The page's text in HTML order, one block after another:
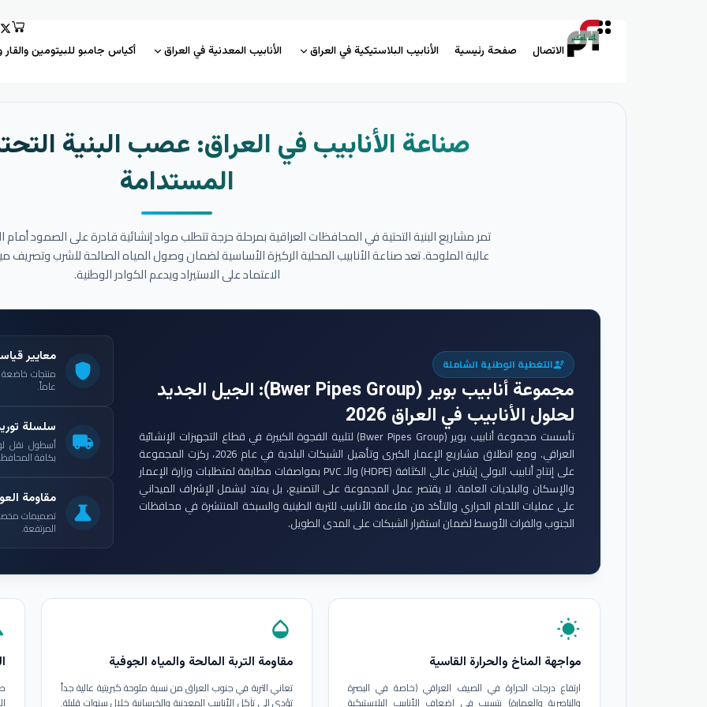
الاتصال صفحة رئيسية الأنابيب البلاستيكية في العراق الأنابيب المعدنية في العراق أكياس جامبو للبيتومين والقار
صناعة الأنابيب في العراق: عصب البنية
المستدامة
تمر مشاريع البنية التحتية في المحافظات العراقية بمرحلة حرجة تتطلب مواد إنشائية قادرة على الصمود أمام
عالية الملوحة. تعد صناعة الأنابيب المحلية الركيزة الأساسية لضمان وصول المياه الصالحة للشرب وتصريف
الاعتماد على الاستيراد ويدعم الكوادر الوطنية.
engineeringالتغطية الوطنية الشاملة
مجموعة أنابيب بوير (Bwer Pipes Group)
: الجيل الجديد
لحلول الأنابيب في العراق 2026
تأسست مجموعة أنابيب بوير (Bwer Pipes Group) لتلبية الفجوة الكبيرة في قطاع التجهيزات الإنشائية
العراقي. ومع انطلاق مشاريع الإعمار الكبرى وتأهيل الشبكات البلدية في عام 2026، ركزت المجموعة
على إنتاج أنابيب البولي إيثيلين عالي الكثافة (HDPE) والـ PVC بمواصفات مطابقة لمتطلبات وزارة الإعمار
والإسكان والبلديات العامة. لا يقتصر عمل المجموعة على التصنيع، بل يمتد ليشمل الإشراف الميداني
على عمليات اللحام الحراري والتأكد من ملاءمة الأنابيب للتربة الطينية والسبخة المنتشرة في محافظات
الجنوب والفرات الأوسط لضمان استقرار الشبكات على المدى الطويل.
shield
معايير
عاماً.
local_shipping
سلسلة
أسطول نقل
بكافة
science
مقاومة
تصميمات
المرتفعة.
wb_sunny
مواجهة المناخ والحرارة القاسية
ارتفاع درجات الحرارة في الصيف العراقي (خاصة في البصرة
والناصرية والعمارة) يتسبب في إضعاف الأنابيب البلاستيكية
opacity
مقاومة التربة المالحة والمياه الجوفية
تعاني التربة في جنوب العراق من نسبة ملوحة كبريتية عالية جداً
تؤدي إلى تآكل الأنابيب المعدنية والخرسانية خلال سنوات قليلة.